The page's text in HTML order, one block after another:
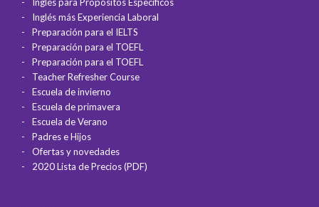
Inglés más Experiencia Laboral
Preparación para el IELTS
Preparación para el TOEFL
Preparación para el TOEFL
Teacher Refresher Course
Escuela de invierno
Escuela de primavera
Escuela de Verano
Padres e Hijos
Ofertas y novedades
2020 Lista de Precios (PDF)